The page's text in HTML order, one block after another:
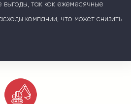
выгоды, так как ежемесячные
компании, что может снизить